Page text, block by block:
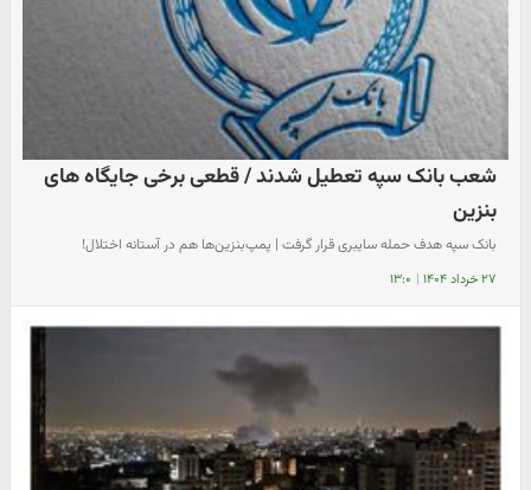
شعب بانک سپه تعطیل شدند / قطعی برخی جایگاه های
بنزین
بانک سپه هدف حمله سایبری قرار گرفت | پمپ‌بنزین‌ها هم در آستانه اختلال!
۲۷ خرداد ۱۴۰۴ | ۱۳:۰